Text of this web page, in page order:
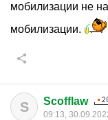
мобилизации не
мобилизации.
S Scofflaw
09:13,